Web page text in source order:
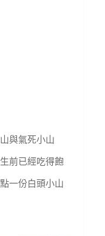
與氣死小山
前已經吃得飽
一份白頭小山